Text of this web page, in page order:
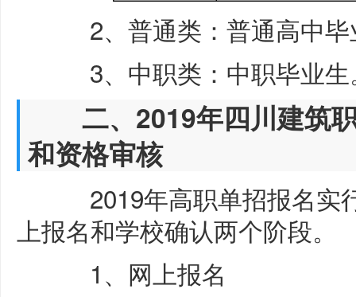
2、普通类：普通高中毕
3、中职类：中职毕业生
二、2019年四川建筑职
和资格审核
2019年高职单招报名实
上报名和学校确认两个阶段。
1、网上报名